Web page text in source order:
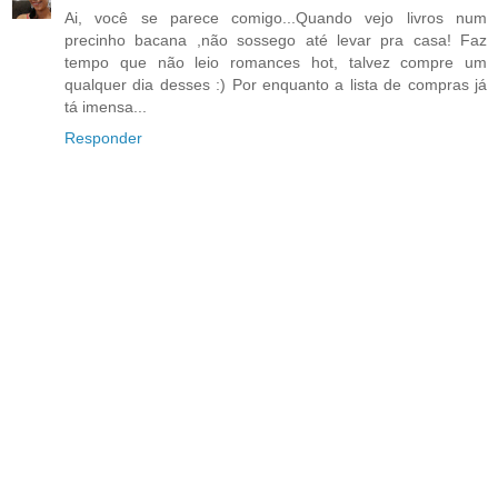
Ai, você se parece comigo...Quando vejo livros num
precinho bacana ,não sossego até levar pra casa! Faz
tempo que não leio romances hot, talvez compre um
qualquer dia desses :) Por enquanto a lista de compras já
tá imensa...
Responder